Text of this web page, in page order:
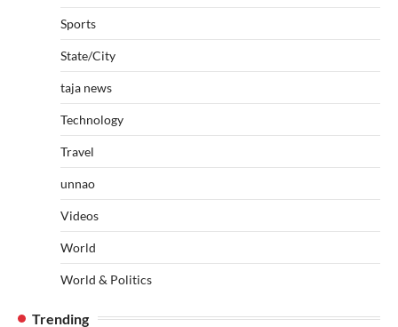
Sports
State/City
taja news
Technology
Travel
unnao
Videos
World
World & Politics
Trending